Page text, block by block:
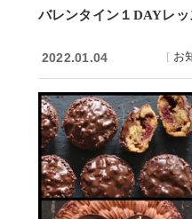
バレンタイン１DAYレ
2022.01.04 [ お